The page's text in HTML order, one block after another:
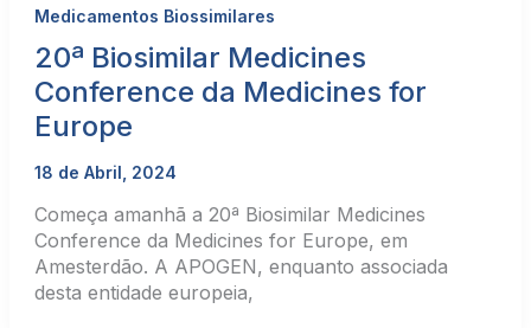
Medicamentos Biossimilares
20ª Biosimilar Medicines
Conference da Medicines for
Europe
18 de Abril, 2024
Começa amanhã a 20ª Biosimilar Medicines
Conference da Medicines for Europe, em
Amesterdão. A APOGEN, enquanto associada
desta entidade europeia,